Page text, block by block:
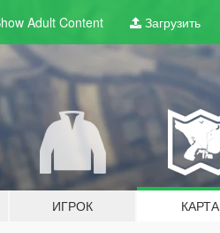
AdultContent Загрузить
ИГРОК КАРТА